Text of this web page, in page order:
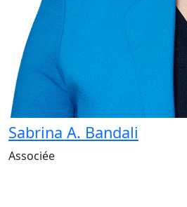
Sabrina A. Bandali
Associée